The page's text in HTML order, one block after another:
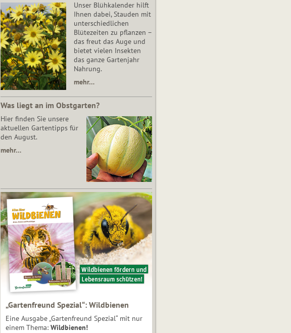
Unser Blühkalender hilft
Ihnen dabei, Stauden mit
unterschiedlichen
Blütezeiten zu pflanzen –
das freut das Auge und
bietet vielen Insekten
das ganze Gartenjahr
Nahrung.
mehr…
Was liegt an im Obstgarten?
Hier finden Sie unsere
aktuellen Gartentipps für
den August.
mehr…
„Gartenfreund Spezial“: Wildbienen
Eine Ausgabe „Gartenfreund Spezial“ mit nur
einem Thema: Wildbienen!